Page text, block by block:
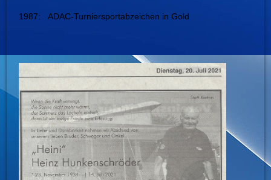
1987: ADAC-Turniersportabzeichen in Gold